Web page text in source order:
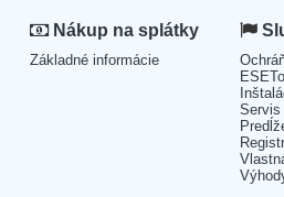
Nákup na splátky
Základné informácie
Servis